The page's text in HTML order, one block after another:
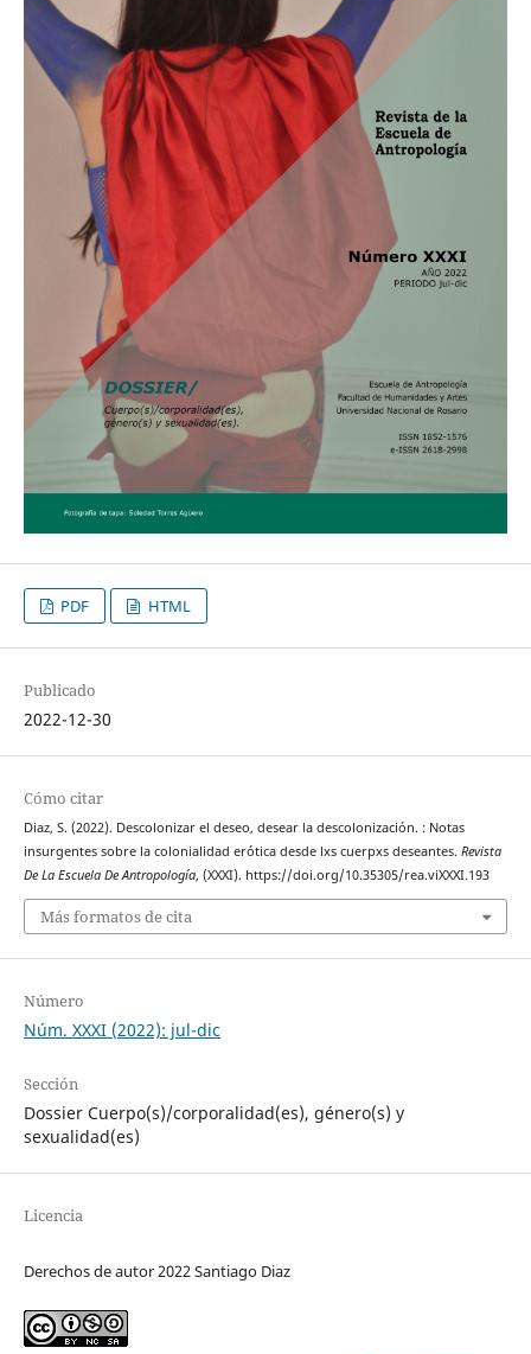
PDF HTML
Publicado
2022-12-30
Cómo citar
Diaz, S. (2022). Descolonizar el deseo, desear la descolonización. : Notas
insurgentes sobre la colonialidad erótica desde lxs cuerpxs deseantes. Revista
De La Escuela De Antropología, (XXXI). https://doi.org/10.35305/rea.viXXXI.193
Más formatos de cita
Número
Núm. XXXI (2022): jul-dic
Sección
Dossier Cuerpo(s)/corporalidad(es), género(s) y
sexualidad(es)
Licencia
Derechos de autor 2022 Santiago Diaz